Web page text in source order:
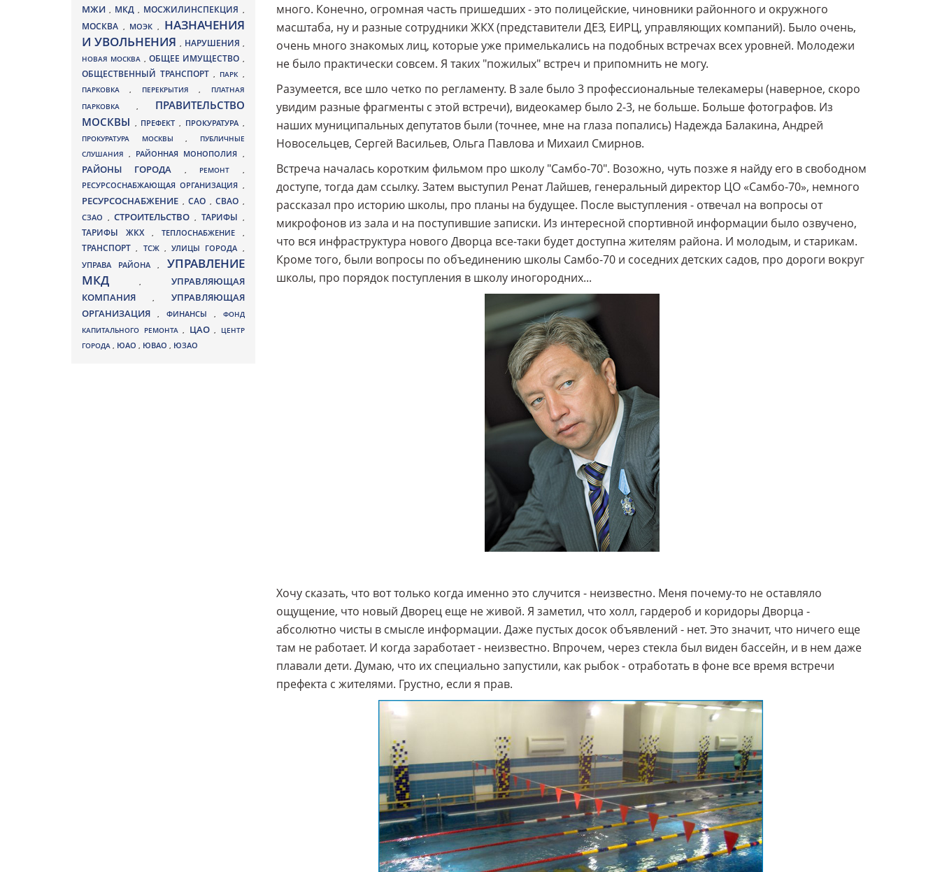
много. Конечно, огромная часть пришедших - это полицейские, чиновники районного и окружного
масштаба, ну и разные сотрудники ЖКХ (представители ДЕЗ, ЕИРЦ, управляющих компаний). Было очень,
очень много знакомых лиц, которые уже примелькались на подобных встречах всех уровней. Молодежи
не было практически совсем. Я таких "пожилых" встреч и припомнить не могу.
Разумеется, все шло четко по регламенту. В зале было 3 профессиональные телекамеры (наверное, скоро
увидим разные фрагменты с этой встречи), видеокамер было 2-3, не больше. Больше фотографов. Из
наших муниципальных депутатов были (точнее, мне на глаза попались) Надежда Балакина, Андрей
Новосельцев, Сергей Васильев, Ольга Павлова и Михаил Смирнов.
Встреча началась коротким фильмом про школу "Самбо-70". Возожно, чуть позже я найду его в свободном
доступе, тогда дам ссылку. Затем выступил Ренат Лайшев, генеральный директор ЦО «Самбо-70», немного
рассказал про историю школы, про планы на будущее. После выступления - отвечал на вопросы от
микрофонов из зала и на поступившие записки. Из интересной спортивной информации было озвучено,
что вся инфраструктура нового Дворца все-таки будет доступна жителям района. И молодым, и старикам.
Кроме того, были вопросы по объединению школы Самбо-70 и соседних детских садов, про дороги вокруг
школы, про порядок поступления в школу иногородних...
Хочу сказать, что вот только когда именно это случится - неизвестно. Меня почему-то не оставляло
ощущение, что новый Дворец еще не живой. Я заметил, что холл, гардероб и коридоры Дворца -
абсолютно чисты в смысле информации. Даже пустых досок объявлений - нет. Это значит, что ничего еще
там не работает. И когда заработает - неизвестно. Впрочем, через стекла был виден бассейн, и в нем даже
плавали дети. Думаю, что их специально запустили, как рыбок - отработать в фоне все время встречи
префекта с жителями. Грустно, если я прав.
МЖИ, МКД , МОСЖИЛИНСПЕКЦИЯ ,
МОСКВА , МОЭК ,
НАЗНАЧЕНИЯ
И УВОЛЬНЕНИЯ , НАРУШЕНИЯ ,
НОВАЯ МОСКВА , ОБЩЕЕ ИМУЩЕСТВО ,
ОБЩЕСТВЕННЫЙ ТРАНСПОРТ, ПАРК ,
ПАРКОВКА, ПЕРЕКРЫТИЯ,
ПЛАТНАЯ
ПАРКОВКА ,
ПРАВИТЕЛЬСТВО
МОСКВЫ , ПРЕФЕКТ, ПРОКУРАТУРА ,
ПРОКУРАТУРА МОСКВЫ ,
ПУБЛИЧНЫЕ
СЛУШАНИЯ, РАЙОННАЯ МОНОПОЛИЯ ,
РАЙОНЫ ГОРОДА , РЕМОНТ ,
РЕСУРСОСНАБЖАЮЩАЯ ОРГАНИЗАЦИЯ ,
РЕСУРСОСНАБЖЕНИЕ , САО , СВАО ,
СЗАО ,СТРОИТЕЛЬСТВО, ТАРИФЫ ,
ТАРИФЫ ЖКХ , ТЕПЛОСНАБЖЕНИЕ ,
ТРАНСПОРТ, ТСЖ , УЛИЦЫ ГОРОДА ,
УПРАВА РАЙОНА, УПРАВЛЕНИЕ
МКД, УПРАВЛЯЮЩАЯ
КОМПАНИЯ
, УПРАВЛЯЮЩАЯ
ОРГАНИЗАЦИЯ
, ФИНАНСЫ , ФОНД
КАПИТАЛЬНОГО РЕМОНТА , ЦАО ,
ЦЕНТР
ГОРОДА , ЮАО , ЮВАО , ЮЗАО